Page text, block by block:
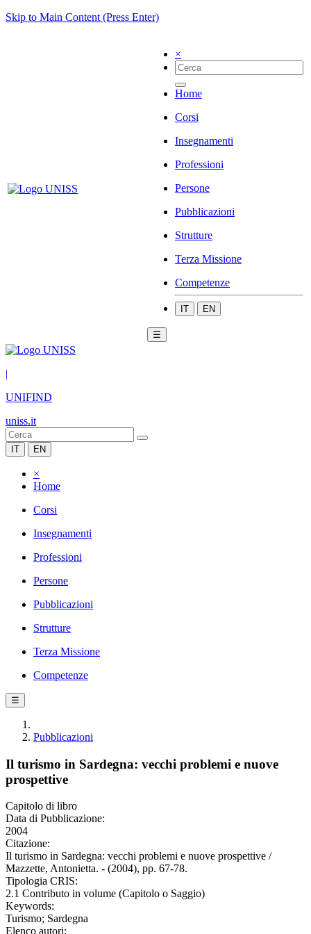
Skip to Main Content (Press Enter)
×
Home
Corsi
Insegnamenti
Professioni
Persone
Pubblicazioni
Strutture
Terza Missione
Competenze
IT EN
☰
|
UNIFIND
uniss.it
IT EN
×
Home
Corsi
Insegnamenti
Professioni
Persone
Pubblicazioni
Strutture
Terza Missione
Competenze
☰
Pubblicazioni
Il turismo in Sardegna: vecchi problemi e nuove
prospettive
Capitolo di libro
Data di Pubblicazione:
2004
Citazione:
Il turismo in Sardegna: vecchi problemi e nuove prospettive /
Mazzette, Antonietta. - (2004), pp. 67-78.
Tipologia CRIS:
2.1 Contributo in volume (Capitolo o Saggio)
Keywords:
Turismo; Sardegna
Elenco autori: